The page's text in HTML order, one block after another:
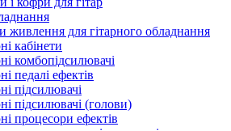
живлення для гітарного обладнання
кабінети
комбопідсилювачі
педалі ефектів
підсилювачі
підсилювачі (голови)
процесори ефектів